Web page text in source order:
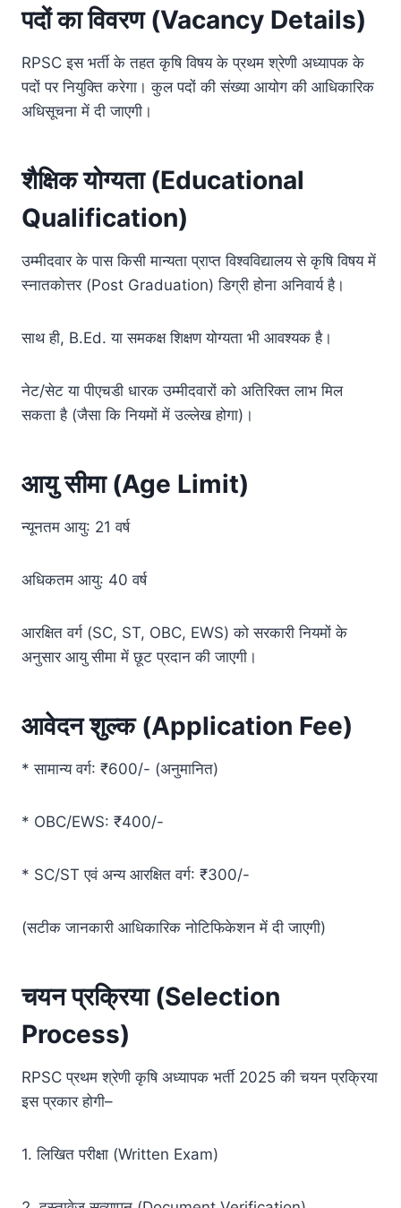
पदों का विवरण (Vacancy Details)
RPSC इस भर्ती के तहत कृषि विषय के प्रथम श्रेणी अध्यापक के
पदों पर नियुक्ति करेगा। कुल पदों की संख्या आयोग की आधिकारिक
अधिसूचना में दी जाएगी।
शैक्षिक योग्यता (Educational
Qualification)
उम्मीदवार के पास किसी मान्यता प्राप्त विश्वविद्यालय से कृषि विषय में
स्नातकोत्तर (Post Graduation) डिग्री होना अनिवार्य है।
साथ ही, B.Ed. या समकक्ष शिक्षण योग्यता भी आवश्यक है।
नेट/सेट या पीएचडी धारक उम्मीदवारों को अतिरिक्त लाभ मिल
सकता है (जैसा कि नियमों में उल्लेख होगा)।
आयु सीमा (Age Limit)
न्यूनतम आयु: 21 वर्ष
अधिकतम आयु: 40 वर्ष
आरक्षित वर्ग (SC, ST, OBC, EWS) को सरकारी नियमों के
अनुसार आयु सीमा में छूट प्रदान की जाएगी।
आवेदन शुल्क (Application Fee)
* सामान्य वर्ग: ₹600/- (अनुमानित)
* OBC/EWS: ₹400/-
* SC/ST एवं अन्य आरक्षित वर्ग: ₹300/-
(सटीक जानकारी आधिकारिक नोटिफिकेशन में दी जाएगी)
चयन प्रक्रिया (Selection
Process)
RPSC प्रथम श्रेणी कृषि अध्यापक भर्ती 2025 की चयन प्रक्रिया
इस प्रकार होगी–
1. लिखित परीक्षा (Written Exam)